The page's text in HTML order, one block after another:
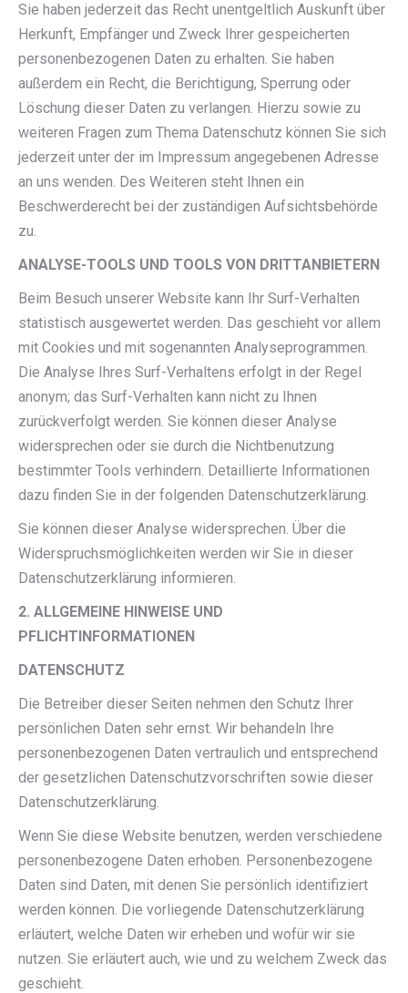
Sie haben jederzeit das Recht unentgeltlich Auskunft über
Herkunft, Empfänger und Zweck Ihrer gespeicherten
personenbezogenen Daten zu erhalten. Sie haben
außerdem ein Recht, die Berichtigung, Sperrung oder
Löschung dieser Daten zu verlangen. Hierzu sowie zu
weiteren Fragen zum Thema Datenschutz können Sie sich
jederzeit unter der im Impressum angegebenen Adresse
an uns wenden. Des Weiteren steht Ihnen ein
Beschwerderecht bei der zuständigen Aufsichtsbehörde
zu.
ANALYSE-TOOLS UND TOOLS VON DRITTANBIETERN
Beim Besuch unserer Website kann Ihr Surf-Verhalten
statistisch ausgewertet werden. Das geschieht vor allem
mit Cookies und mit sogenannten Analyseprogrammen.
Die Analyse Ihres Surf-Verhaltens erfolgt in der Regel
anonym; das Surf-Verhalten kann nicht zu Ihnen
zurückverfolgt werden. Sie können dieser Analyse
widersprechen oder sie durch die Nichtbenutzung
bestimmter Tools verhindern. Detaillierte Informationen
dazu finden Sie in der folgenden Datenschutzerklärung.
Sie können dieser Analyse widersprechen. Über die
Widerspruchsmöglichkeiten werden wir Sie in dieser
Datenschutzerklärung informieren.
2. ALLGEMEINE HINWEISE UND
PFLICHTINFORMATIONEN
DATENSCHUTZ
Die Betreiber dieser Seiten nehmen den Schutz Ihrer
persönlichen Daten sehr ernst. Wir behandeln Ihre
personenbezogenen Daten vertraulich und entsprechend
der gesetzlichen Datenschutzvorschriften sowie dieser
Datenschutzerklärung.
Wenn Sie diese Website benutzen, werden verschiedene
personenbezogene Daten erhoben. Personenbezogene
Daten sind Daten, mit denen Sie persönlich identifiziert
werden können. Die vorliegende Datenschutzerklärung
erläutert, welche Daten wir erheben und wofür wir sie
nutzen. Sie erläutert auch, wie und zu welchem Zweck das
geschieht.